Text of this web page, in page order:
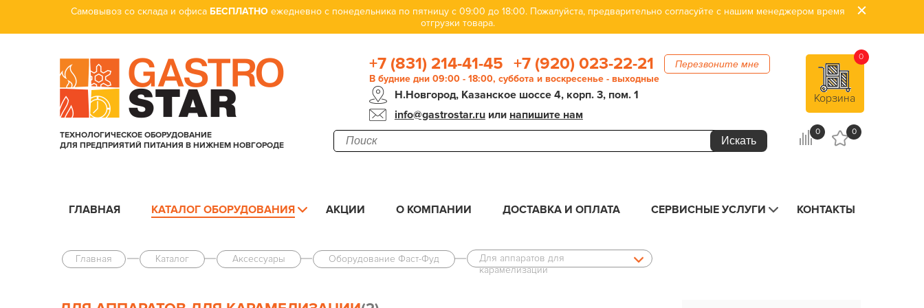
Самовывоз со склада и офиса БЕСПЛАТНО ежедневно с понедельника по пятницу с 09:00 до 18:00. Пожалуйста, предварительно согласуйте с нашим менеджером время
отгрузки товара.
ТЕХНОЛОГИЧЕСКОЕ ОБОРУДОВАНИЕ
ДЛЯ ПРЕДПРИЯТИЙ ПИТАНИЯ В НИЖНЕМ НОВГОРОДЕ
+7 (831) 214-41-45 +7 (920) 023-22-21 Перезвоните мне
В будние дни 09:00 - 18:00, суббота и воскресенье - выходные
Н.Новгород, Казанское шоссе 4, корп. 3, пом. 1
info@gastrostar.ruили напишите нам
Корзина
0
0 0
ГЛАВНАЯ КАТАЛОГ ОБОРУДОВАНИЯ АКЦИИ О КОМПАНИИ ДОСТАВКА И ОПЛАТА СЕРВИСНЫЕ УСЛУГИ КОНТАКТЫ
Главная Каталог Аксессуары Оборудование Фаст-Фуд
Для аппаратов для
карамелизации